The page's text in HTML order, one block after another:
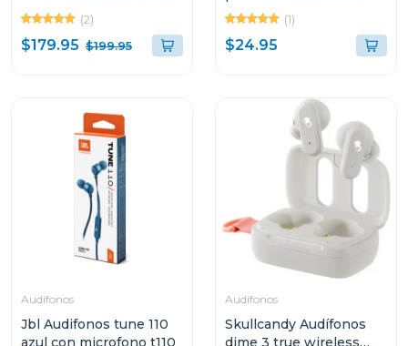
de sonido s20r
(2)
$179.95 $199.95
bluetooth dorado
(1)
$24.95
Audifonos
Jbl Audifonos tune 110
azul con microfono t110
Audifonos
Skullcandy Audífonos
dime 3 true wireless